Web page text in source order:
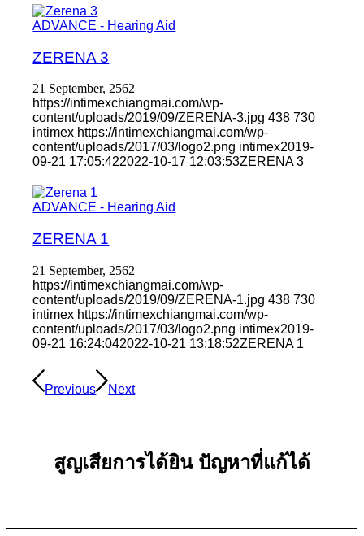
ADVANCE - Hearing Aid
ZERENA 3
21 September, 2562
https://intimexchiangmai.com/wp-
content/uploads/2019/09/ZERENA-3.jpg 438 730
intimex https://intimexchiangmai.com/wp-
content/uploads/2017/03/logo2.png intimex2019-
09-21 17:05:422022-10-17 12:03:53ZERENA 3
ADVANCE - Hearing Aid
ZERENA 1
21 September, 2562
https://intimexchiangmai.com/wp-
content/uploads/2019/09/ZERENA-1.jpg 438 730
intimex https://intimexchiangmai.com/wp-
content/uploads/2017/03/logo2.png intimex2019-
09-21 16:24:042022-10-21 13:18:52ZERENA 1
Previous Next
สูญเสียการได้ยิน ปัญหาที่แก้ได้